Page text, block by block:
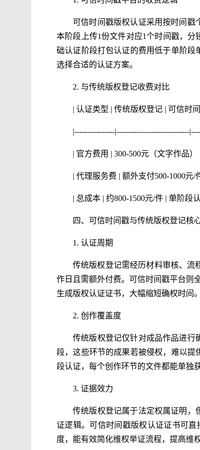
可信时间戳版权认证采用按时间戳
本阶段上传1份文件对应1个时间戳，
础认证阶段打包认证的费用低于单阶段
选择合适的认证方案。
2. 与传统版权登记收费对比
| 认证类型 | 传统版权登记 | 可信时
|----------------|-----------------------------
| 官方费用 | 300-500元（文字作品
| 代理服务费 | 额外支付500-1000元
| 总成本 | 约800-1500元/件 | 单阶段
四、可信时间戳与传统版权登记核
1. 认证周期
传统版权登记需经历材料审核、流
作日且需额外付费。可信时间戳平台则
生成版权认证证书，大幅缩短确权时间。
2. 创作覆盖度
传统版权登记仅针对成品作品进行
段，这些环节的成果若被侵权，难以
段认证，每个创作环节的文件都能单独
3. 证据效力
传统版权登记属于法定权属证明，
证逻辑。可信时间戳版权认证证书可
度，能有效简化维权举证流程，提高维